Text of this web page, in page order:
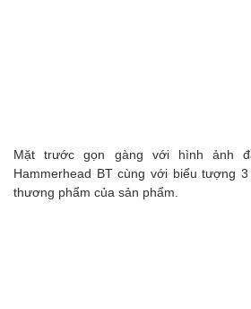
Mặt trước gọn gàng với hình ảnh
Hammerhead BT cùng với biểu tượng
thương phẩm của sản phẩm.